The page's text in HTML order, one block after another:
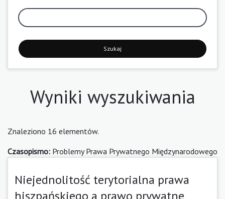
Szukaj
Wyniki wyszukiwania
Znaleziono 16 elementów.
Czasopismo: Problemy Prawa Prywatnego Międzynarodowego
Niejednolitość terytorialna prawa
hiszpańskiego a prawo prywatne